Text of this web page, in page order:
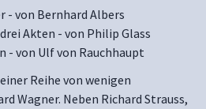
von Bernhard Albers
Akten - von Philip Glass
von Ulf von Rauchhaupt
Reihe von wenigen
Wagner. Neben Richard Strauss,